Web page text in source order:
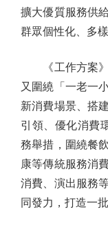
擴大優質服務供
群眾個性化、多
《工作方案》
又圍繞「一老一
新消費場景、搭
引領、優化消費
務舉措，圍繞餐
康等傳統服務消
消費、演出服務
同發力，打造一